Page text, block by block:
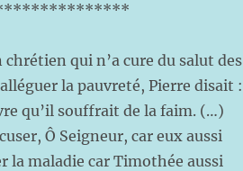
qui n’a cure du salut des
la pauvreté, Pierre disait :
qu’il souffrait de la faim. (…)
Ô Seigneur, car eux aussi
la maladie car Timothée aussi